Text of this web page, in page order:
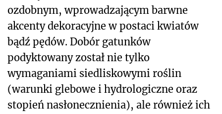
ozdobnym, wprowadzającym barwne
akcenty dekoracyjne w postaci kwiatów
bądź pędów. Dobór gatunków
podyktowany został nie tylko
wymaganiami siedliskowymi roślin
(warunki glebowe i hydrologiczne oraz
stopień nasłonecznienia), ale również ich